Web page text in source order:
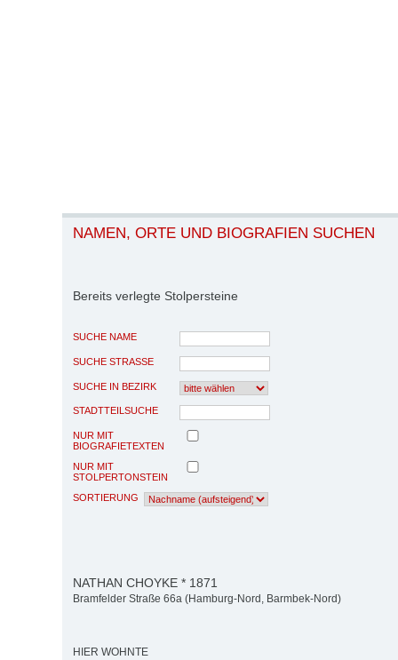
NAMEN, ORTE UND BIOGRAFIEN SUCHEN
Bereits verlegte Stolpersteine
SUCHE NAME
SUCHE STRASSE
SUCHE IN BEZIRK
STADTTEILSUCHE
NUR MIT
BIOGRAFIETEXTEN
NUR MIT
STOLPERTONSTEIN
SORTIERUNG
NATHAN CHOYKE * 1871
Bramfelder Straße 66a (Hamburg-Nord, Barmbek-Nord)
HIER WOHNTE